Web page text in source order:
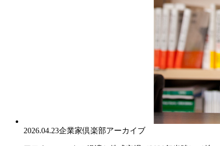
2026.04.23企業家倶楽部アーカイブ